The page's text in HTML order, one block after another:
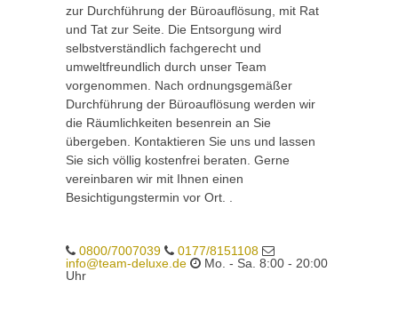
zur Durchführung der Büroauflösung, mit Rat
und Tat zur Seite. Die Entsorgung wird
selbstverständlich fachgerecht und
umweltfreundlich durch unser Team
vorgenommen. Nach ordnungsgemäßer
Durchführung der Büroauflösung werden wir
die Räumlichkeiten besenrein an Sie
übergeben. Kontaktieren Sie uns und lassen
Sie sich völlig kostenfrei beraten. Gerne
vereinbaren wir mit Ihnen einen
Besichtigungstermin vor Ort. .
0800/7007039
0177/8151108
info@team-deluxe.de
Mo. - Sa. 8:00 - 20:00
Uhr